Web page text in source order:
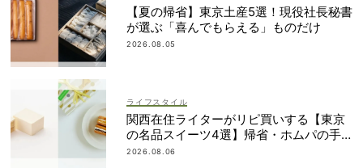
【夏の帰省】東京土産5選！現役社長秘書
が選ぶ「喜んでもらえる」ものだけ
2026.08.05
ライフスタイル
関西在住ライターがリピ買いする【東京
の名品スイーツ4選】帰省・ホムパの手
土産に
2026.08.06